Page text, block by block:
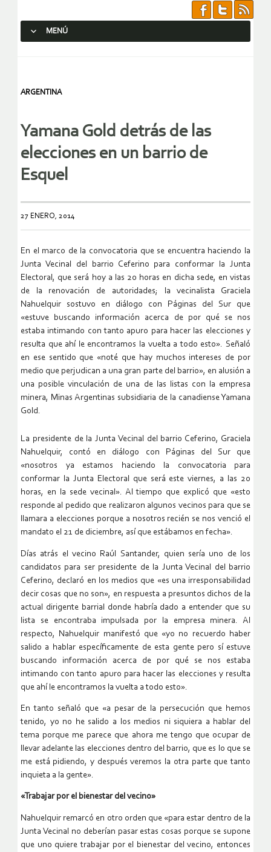
MENÚ
ARGENTINA
Yamana Gold detrás de las
elecciones en un barrio de
Esquel
27 ENERO, 2014
En el marco de la convocatoria que se encuentra haciendo la
Junta Vecinal del barrio Ceferino para conformar la Junta
Electoral, que será hoy a las 20 horas en dicha sede, en vistas
de la renovación de autoridades; la vecinalista Graciela
Nahuelquir sostuvo en diálogo con Páginas del Sur que
«estuve buscando información acerca de por qué se nos
estaba intimando con tanto apuro para hacer las elecciones y
resulta que ahí le encontramos la vuelta a todo esto». Señaló
en ese sentido que «noté que hay muchos intereses de por
medio que perjudican a una gran parte del barrio», en alusión a
una posible vinculación de una de las listas con la empresa
minera, Minas Argentinas subsidiaria de la canadiense Yamana
Gold.
La presidente de la Junta Vecinal del barrio Ceferino, Graciela
Nahuelquir, contó en diálogo con Páginas del Sur que
«nosotros ya estamos haciendo la convocatoria para
conformar la Junta Electoral que será este viernes, a las 20
horas, en la sede vecinal». Al tiempo que explicó que «esto
responde al pedido que realizaron algunos vecinos para que se
llamara a elecciones porque a nosotros recién se nos venció el
mandato el 21 de diciembre, así que estábamos en fecha».
Días atrás el vecino Raúl Santander, quien sería uno de los
candidatos para ser presidente de la Junta Vecinal del barrio
Ceferino, declaró en los medios que «es una irresponsabilidad
decir cosas que no son», en respuesta a presuntos dichos de la
actual dirigente barrial donde habría dado a entender que su
lista se encontraba impulsada por la empresa minera. Al
respecto, Nahuelquir manifestó que «yo no recuerdo haber
salido a hablar específicamente de esta gente pero sí estuve
buscando información acerca de por qué se nos estaba
intimando con tanto apuro para hacer las elecciones y resulta
que ahí le encontramos la vuelta a todo esto».
En tanto señaló que «a pesar de la persecución que hemos
tenido, yo no he salido a los medios ni siquiera a hablar del
tema porque me parece que ahora me tengo que ocupar de
llevar adelante las elecciones dentro del barrio, que es lo que se
me está pidiendo, y después veremos la otra parte que tanto
inquieta a la gente».
«Trabajar por el bienestar del vecino»
Nahuelquir remarcó en otro orden que «para estar dentro de la
Junta Vecinal no deberían pasar estas cosas porque se supone
que uno quiere trabajar por el bienestar del vecino, entonces